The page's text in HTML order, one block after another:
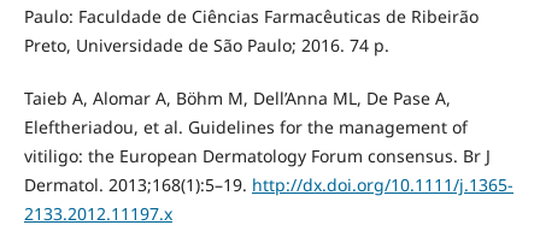
Paulo: Faculdade de Ciências Farmacêuticas de Ribeirão
Preto, Universidade de São Paulo; 2016. 74 p.
Taieb A, Alomar A, Bӧhm M, Dell’Anna ML, De Pase A,
Eleftheriadou, et al. Guidelines for the management of
vitiligo: the European Dermatology Forum consensus. Br J
Dermatol. 2013;168(1):5–19. http://dx.doi.org/10.1111/j.1365-
2133.2012.11197.x